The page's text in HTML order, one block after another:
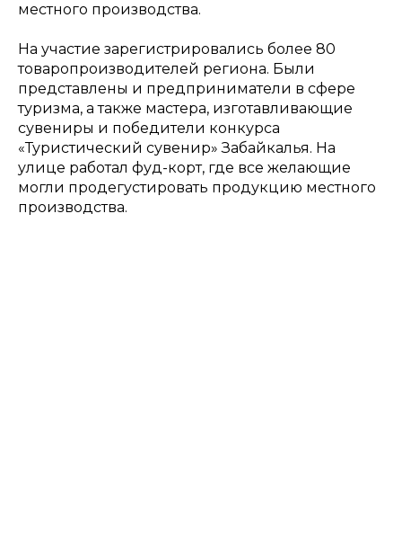
местного производства.
На участие зарегистрировались более 80
товаропроизводителей региона. Были
представлены и предприниматели в сфере
туризма, а также мастера, изготавливающие
сувениры и победители конкурса
«Туристический сувенир» Забайкалья. На
улице работал фуд-корт, где все желающие
могли продегустировать продукцию местного
производства.